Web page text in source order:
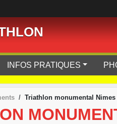
INFOS PRATIQUES
Triathlon monumental Nimes